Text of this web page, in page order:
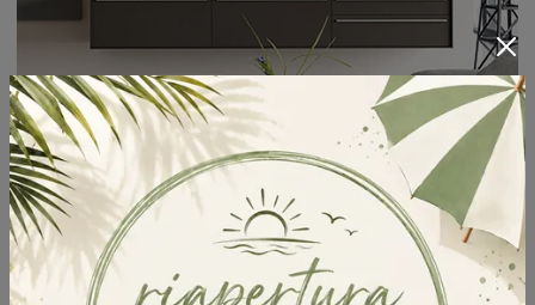
Cabaret One 02